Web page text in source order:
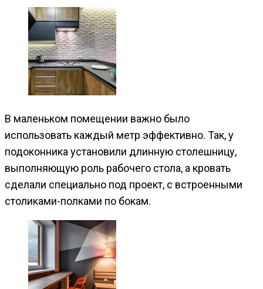
В маленьком помещении важно было
использовать каждый метр эффективно. Так, у
подоконника установили длинную столешницу,
выполняющую роль рабочего стола, а кровать
сделали специально под проект, с встроенными
столиками-полками по бокам.